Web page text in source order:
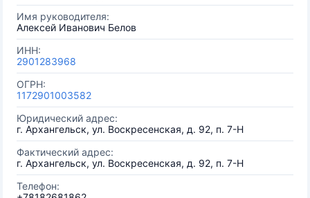
Имя руководителя:
Алексей Иванович Белов
ИНН:
2901283968
ОГРН:
1172901003582
Юридический адрес:
г. Архангельск, ул. Воскресенская, д. 92, п. 7-Н
Фактический адрес:
г. Архангельск, ул. Воскресенская, д. 92, п. 7-Н
Телефон: